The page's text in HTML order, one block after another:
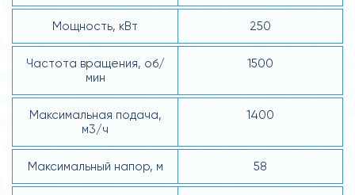
Мощность, кВт 250
Частота вращения, об/
мин
1500
Максимальная подача,
м3/ч
1400
Максимальный напор, м 58